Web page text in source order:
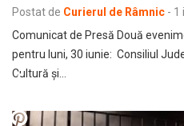
Postat de Curierul de Râmnic - 1
Comunicat de Presă Două
pentru luni, 30 iunie: Consiliul
Cultură și…